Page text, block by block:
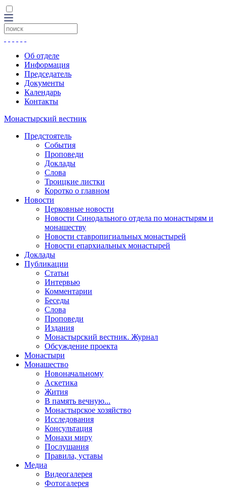
Об отделе
Информация
Председатель
Документы
Календарь
Контакты
Монастырский вестник
Предстоятель
События
Проповеди
Доклады
Слова
Троицкие листки
Коротко о главном
Новости
Церковные новости
Новости Синодального отдела по монастырям и
монашеству
Новости ставропигиальных монастырей
Новости епархиальных монастырей
Доклады
Публикации
Статьи
Интервью
Комментарии
Беседы
Слова
Проповеди
Издания
Монастырский вестник. Журнал
Обсуждение проекта
Монастыри
Монашество
Новоначальному
Аскетика
Жития
В память вечную...
Монастырское хозяйство
Исследования
Консультация
Монахи миру
Послушания
Правила, уставы
Медиа
Видеогалерея
Фотогалерея